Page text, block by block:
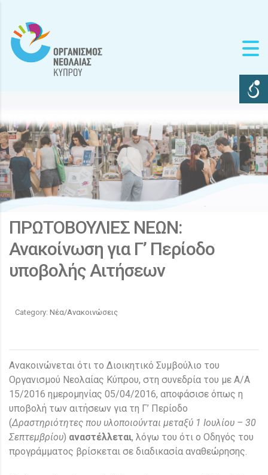
ΠΡΩΤΟΒΟΥΛΙΕΣ ΝΕΩΝ:
Ανακοίνωση για Γ’ Περίοδο
υποβολής Αιτήσεων
Category: Νέα/Ανακοινώσεις
Ανακοινώνεται ότι το Διοικητικό Συμβούλιο του
Οργανισμού Νεολαίας Κύπρου, στη συνεδρία του με Α/Α
15/2016 ημερομηνίας 05/04/2016, αποφάσισε όπως η
υποβολή των αιτήσεων για τη Γ’ Περίοδο
(Δραστηριότητες που υλοποιούνται μεταξύ 1 Ιουλίου – 30
Σεπτεμβρίου) αναστέλλεται, λόγω του ότι ο Οδηγός του
προγράμματος βρίσκεται σε διαδικασία αναθεώρησης.